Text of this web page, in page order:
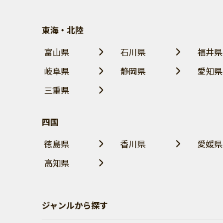
東海・北陸
富山県
石川県
福井県
岐阜県
静岡県
愛知県
三重県
四国
徳島県
香川県
愛媛県
高知県
ジャンルから探す